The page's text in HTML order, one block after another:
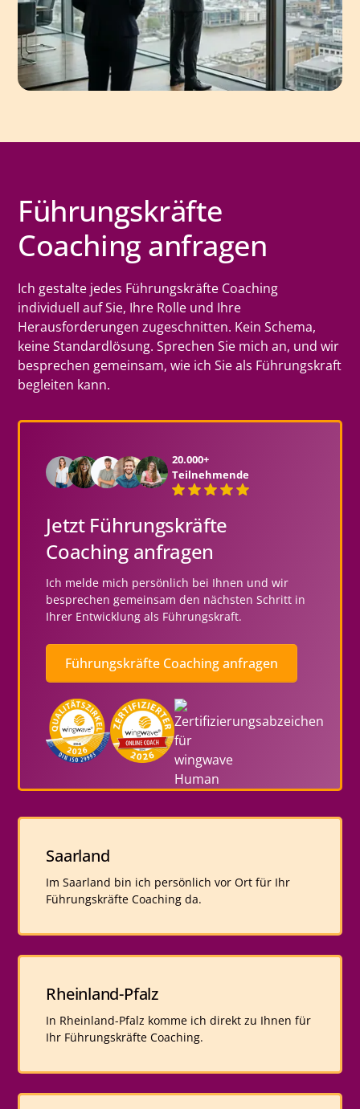
Führungskräfte
Coaching anfragen
Ich gestalte jedes Führungskräfte Coaching
individuell auf Sie, Ihre Rolle und Ihre
Herausforderungen zugeschnitten. Kein Schema,
keine Standardlösung. Sprechen Sie mich an, und wir
besprechen gemeinsam, wie ich Sie als Führungskraft
begleiten kann.
20.000+
Teilnehmende
Jetzt Führungskräfte
Coaching anfragen
Ich melde mich persönlich bei Ihnen und wir
besprechen gemeinsam den nächsten Schritt in
Ihrer Entwicklung als Führungskraft.
Führungskräfte Coaching anfragen
Saarland
Im Saarland bin ich persönlich vor Ort für Ihr
Führungskräfte Coaching da.
Rheinland-Pfalz
In Rheinland-Pfalz komme ich direkt zu Ihnen für
Ihr Führungskräfte Coaching.